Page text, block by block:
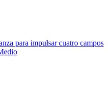
para impulsar cuatro campos